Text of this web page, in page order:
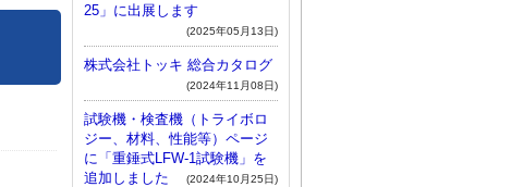
25」に出展します
(2025年05月13日)
株式会社トッキ 総合カタログ
(2024年11月08日)
試験機・検査機（トライボロ
ジー、材料、性能等）ページ
に「重錘式LFW-1試験機」を
追加しました
(2024年10月25日)